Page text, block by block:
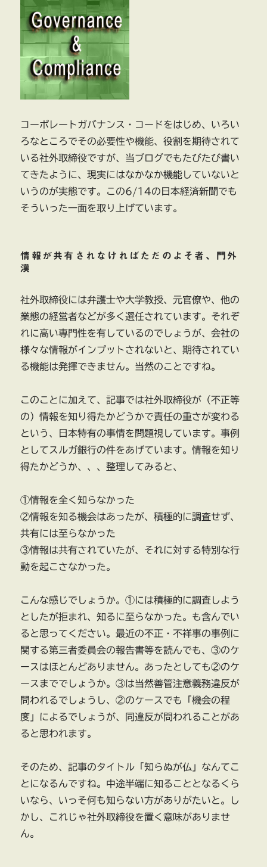
ス
化
策
取
役
定
年
に
コーポレートガバナンス・コードをはじめ、いろい
ろなところでその必要性や機能、役割を期待されて
いる社外取締役ですが、当ブログでもたびたび書い
てきたように、現実にはなかなか機能していないと
いうのが実態です。この6/14の日本経済新聞でも
そういった一面を取り上げています。
情報が共有されなければただのよそ者、門外
漢
社外取締役には弁護士や大学教授、元官僚や、他の
業態の経営者などが多く選任されています。それぞ
れに高い専門性を有しているのでしょうが、会社の
様々な情報がインプットされないと、期待されてい
る機能は発揮できません。当然のことですね。
このことに加えて、記事では社外取締役が（不正等
の）情報を知り得たかどうかで責任の重さが変わる
という、日本特有の事情を問題視しています。事例
としてスルガ銀行の件をあげています。情報を知り
得たかどうか、、、整理してみると、
①情報を全く知らなかった
②情報を知る機会はあったが、積極的に調査せず、
共有には至らなかった
③情報は共有されていたが、それに対する特別な行
動を起こさなかった。
こんな感じでしょうか。①には積極的に調査しよう
としたが拒まれ、知るに至らなかった。も含んでい
ると思ってください。最近の不正・不祥事の事例に
関する第三者委員会の報告書等を読んでも、③のケ
ースはほとんどありません。あったとしても②のケ
ースまででしょうか。③は当然善管注意義務違反が
問われるでしょうし、②のケースでも「機会の程
度」によるでしょうが、同違反が問われることがあ
ると思われます。
そのため、記事のタイトル「知らぬが仏」なんてこ
とになるんですね。中途半端に知ることとなるくら
いなら、いっそ何も知らない方がありがたいと。し
かし、これじゃ社外取締役を置く意味がありませ
ん。